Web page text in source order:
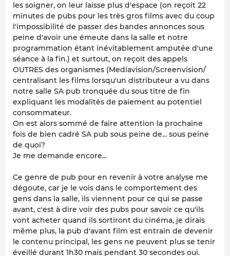
les soigner, on leur laisse plus d'espace (on reçoit 22
minutes de pubs pour les très gros films avec du coup
l'impossibilité de passer des bandes annonces sous
peine d'avoir une émeute dans la salle et notre
programmation étant inévitablement amputée d'une
séance à la fin.) et surtout, on reçoit des appels
OUTRES des organismes (Mediavision/Screenvision/
centralisant les films lorsqu'un distributeur a vu dans
notre salle SA pub tronquée du sous titre de fin
expliquant les modalités de paiement au potentiel
consommateur.
On est alors sommé de faire attention la prochaine
fois de bien cadré SA pub sous peine de... sous peine
de quoi?
Je me demande encore...
Ce genre de pub pour en revenir à votre analyse me
dégoute, car je le vois dans le comportement des
gens dans la salle, ils viennent pour ce qui se passe
avant, c'est à dire voir des pubs pour savoir ce qu'ils
vont acheter quand ils sortiront du cinéma, je dirais
même plus, la pub d'avant film est entrain de devenir
le contenu principal, les gens ne peuvent plus se tenir
éveillé durant 1h30 mais pendant 30 secondes oui.